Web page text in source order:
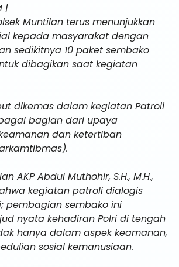
|
Muntilan terus menunjukkan
kepada masyarakat dengan
sedikitnya 10 paket sembako
dibagikan saat kegiatan
dikemas dalam kegiatan Patroli
bagian dari upaya
dan ketertiban
AKP Abdul Muthohir, S.H., M.H.,
kegiatan patroli dialogis
pembagian sembako ini
nyata kehadiran Polri di tengah
hanya dalam aspek keamanan,
sosial kemanusiaan.